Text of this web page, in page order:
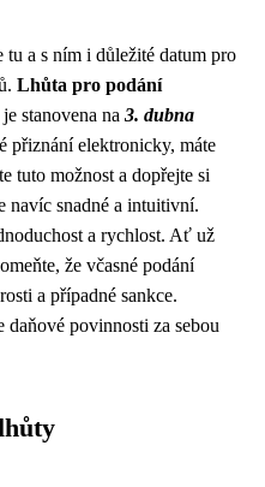
a s ním i důležité datum pro
Lhůta pro podání
stanovena na 3. dubna
přiznání elektronicky, máte
tuto možnost a dopřejte si
navíc snadné a intuitivní.
a rychlost. Ať už
že včasné podání
a případné sankce.
daňové povinnosti za sebou